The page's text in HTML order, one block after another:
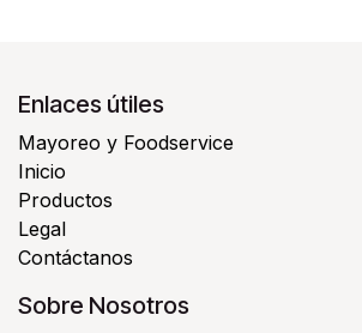
Enlaces útiles
Mayoreo y Foodservice
Inicio
Productos
Legal
Contáctanos
Sobre Nosotros